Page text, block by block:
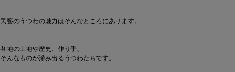
民藝のうつわの魅力はそんなところにあります。
各地の土地や歴史、作り手、
そんなものが滲み出るうつわたちです。